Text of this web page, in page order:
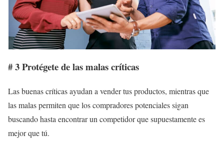
# 3 Protégete de las malas críticas
Las buenas críticas ayudan a vender tus productos, mientras que
las malas permiten que los compradores potenciales sigan
buscando hasta encontrar un competidor que supuestamente es
mejor que tú.